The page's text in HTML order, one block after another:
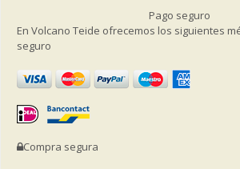
Pago seguro
En Volcano Teide ofrecemos los siguientes
seguro
Compra segura